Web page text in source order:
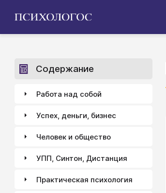
Содержание
Работа над собой
Успех, деньги, бизнес
Человек и общество
УПП, Синтон, Дистанция
Практическая психология